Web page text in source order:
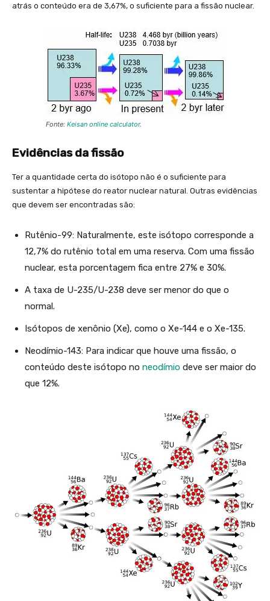
atrás o conteúdo era de 3,67%, o suficiente para a fissão nuclear.
Fonte: Keisan online calculator.
Evidências da fissão
Ter a quantidade certa do isótopo não é o suficiente para
sustentar a hipótese do reator nuclear natural. Outras evidências
que devem ser encontradas são:
Rutênio-99: Naturalmente, este isótopo corresponde a
12,7% do rutênio total em uma reserva. Com uma fissão
nuclear, esta porcentagem fica entre 27% e 30%.
A taxa de U-235/U-238 deve ser menor do que o
normal.
Isótopos de xenônio (Xe), como o Xe-144 e o Xe-135.
Neodímio-143: Para indicar que houve uma fissão, o
conteúdo deste isótopo no neodímio deve ser maior do
que 12%.